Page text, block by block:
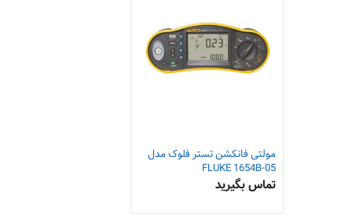
مولتی فانکشن تستر فلوک مدل
FLUKE 1654B-05
تماس بگیرید